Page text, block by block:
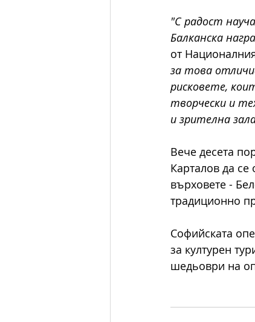
"С радост
Балканска
от
за това
рисковете,
творчески и
и зрителна
Вече десета
Карталов да се
върховете -
традиционно
Софийската
за културен
шедьоври на